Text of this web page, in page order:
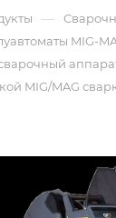
—
MIG-
MIG/MAG